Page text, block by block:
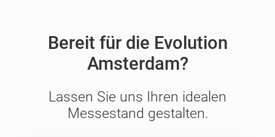
Bereit für die Evolution
Amsterdam?
Lassen Sie uns Ihren idealen
Messestand gestalten.